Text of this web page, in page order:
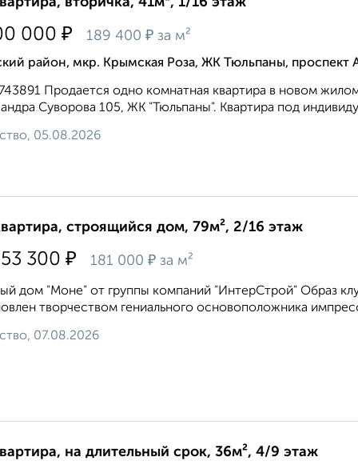
000 ₽ 189 400 ₽ за м²
район, мкр. Крымская Роза, ЖК Тюльпаны, проспект
Продается одно комнатная квартира в новом
Суворова 105, ЖК "Тюльпаны". Квартира под
05.08.2026
строящийся дом, 79м², 2/16 этаж
300 ₽ 181 000 ₽ за м²
дом "Моне" от группы компаний "ИнтерСтрой" Образ
творчеством гениального основоположника
07.08.2026
на длительный срок, 36м², 4/9 этаж